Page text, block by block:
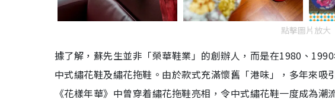
點擊圖片放大
據了解，蘇先生並非「榮華鞋業」的創辦人，而是在1980、
中式繡花鞋及繡花拖鞋。由於款式充滿懷舊「港味」，多年來
《花樣年華》中曾穿着繡花拖鞋亮相，令中式繡花鞋一度成為潮